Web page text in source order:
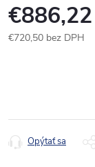
€886,22
€720,50 bez DPH
Opýtať sa